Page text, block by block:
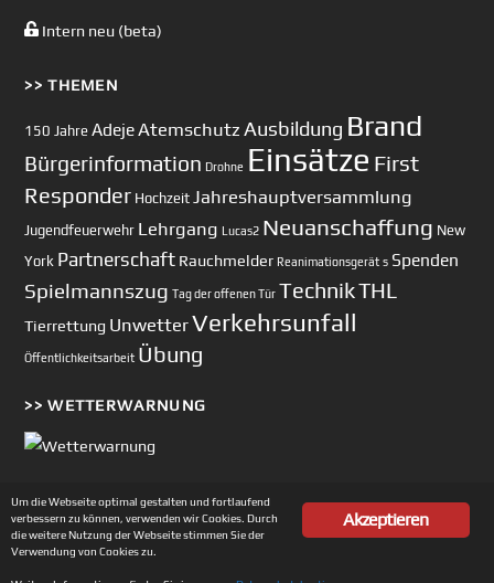
Intern neu (beta)
>> THEMEN
150 Jahre AdejeAtemschutz Ausbildung Brand
Bürgerinformation Drohne Einsätze First
Responder Hochzeit Jahreshauptversammlung
Jugendfeuerwehr Lehrgang Lucas2 Neuanschaffung New
York Partnerschaft Rauchmelder Reanimationsgerät s Spenden
Spielmannszug Tag der offenen Tür TechnikTHL
Tierrettung UnwetterVerkehrsunfall
Öffentlichkeitsarbeit Übung
>> WETTERWARNUNG
Copyright © 2002-2026 Feuerwehr Unterhaching
Akzeptieren
Um die Webseite optimal gestalten und fortlaufend
verbessern zu können, verwenden wir Cookies. Durch
die weitere Nutzung der Webseite stimmen Sie der
Verwendung von Cookies zu.